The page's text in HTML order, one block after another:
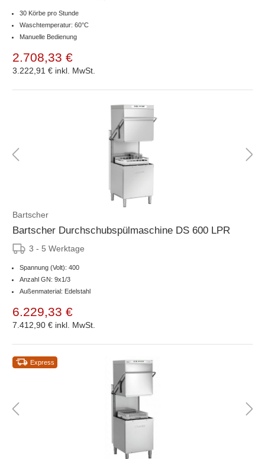
30 Körbe pro Stunde
Waschtemperatur: 60°C
Manuelle Bedienung
2.708,33 €
3.222,91 € inkl. MwSt.
Bartscher
Bartscher Durchschubspülmaschine DS 600 LPR
3 - 5 Werktage
Spannung (Volt): 400
Anzahl GN: 9x1/3
Außenmaterial: Edelstahl
6.229,33 €
7.412,90 € inkl. MwSt.
Express